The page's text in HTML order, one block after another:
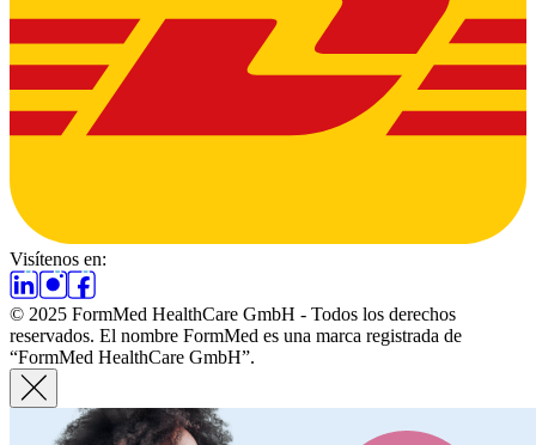
Visítenos en:
© 2025 FormMed HealthCare GmbH - Todos los derechos
reservados. El nombre FormMed es una marca registrada de
“FormMed HealthCare GmbH”.